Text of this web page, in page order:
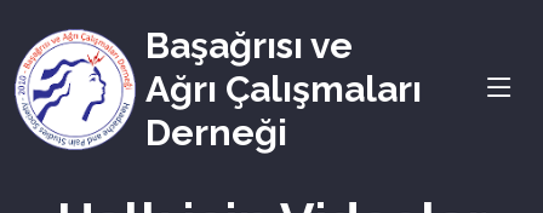
Başağrısı ve
Ağrı Çalışmaları
Derneği